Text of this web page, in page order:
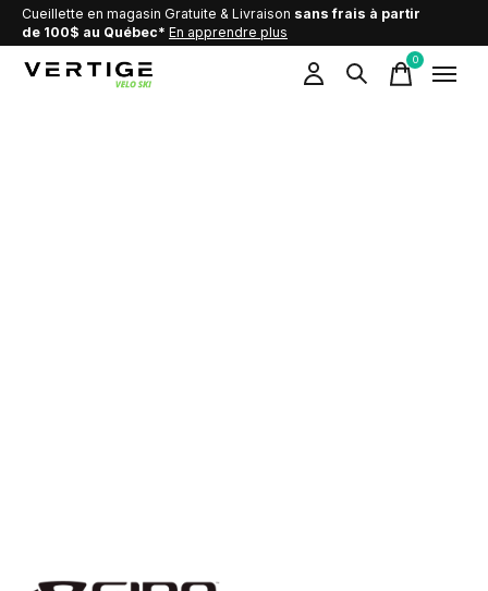
Cueillette en magasin Gratuite & Livraison sans frais à partir
de 100$ au Québec* En apprendre plus
0items